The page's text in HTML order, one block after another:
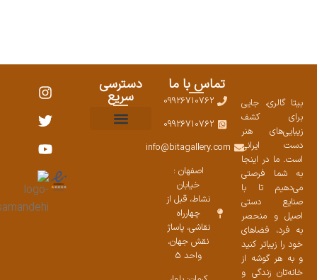
بیتا گالری، جایی
برای کشف
زیبایی‌های هنر
دست ایرانی
است. ما در اینجا
به شما فرصتی
می‌دهیم تا با
صنایع دستی
اصیل و منحصر
به فرد، فضاهای
خود را زیباتر کنید
و به هر گوشه از
خانه‌تان زندگی و
تماس با ما
09926710762
09926710762
info@bitagallery.com
اصفهان :
خیابان
نشاط، قبل از
چهارراه
نقاشی، پاساژ
نقش جهان،
واحد 5
دسترسی
سریع